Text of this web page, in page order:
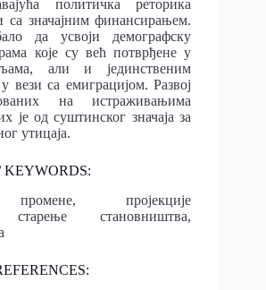
политичка реторика
са значајним финансирањем.
да усвоји демографску
које су већ потврђене у
али и јединственим
вези са емиграцијом. Развој
на истраживањима
је од суштинског значаја за
утицаја.
промене, пројекције
старење становништва,